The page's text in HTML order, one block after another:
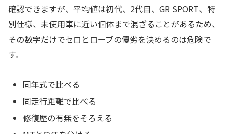
確認できますが、平均値は初代、2代目、GR SPORT、特
別仕様、未使用車に近い個体まで混ざることがあるため、
その数字だけでセロとローブの優劣を決めるのは危険で
す。
同年式で比べる
同走行距離で比べる
修復歴の有無をそろえる